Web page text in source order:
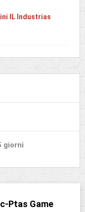
IL Industrias
giorni
Ptas Game